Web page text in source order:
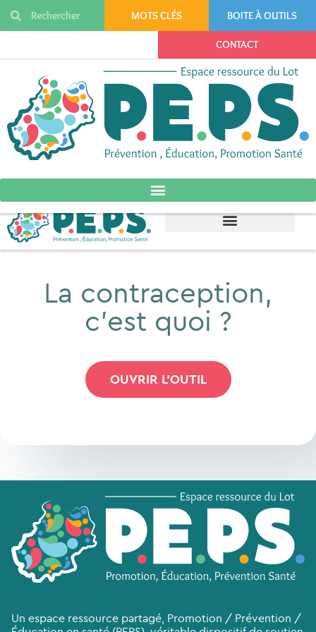
MOTS CLÉS BOITE À OUTILS
CONTACT
La contraception,
c’est quoi ?
OUVRIR L'OUTIL
Un espace ressource partagé, Promotion / Prévention /